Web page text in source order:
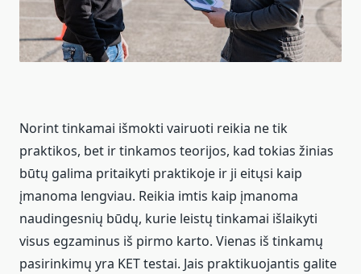
Norint tinkamai išmokti vairuoti reikia ne tik
praktikos, bet ir tinkamos teorijos, kad tokias žinias
būtų galima pritaikyti praktikoje ir ji eitųsi kaip
įmanoma lengviau. Reikia imtis kaip įmanoma
naudingesnių būdų, kurie leistų tinkamai išlaikyti
visus egzaminus iš pirmo karto. Vienas iš tinkamų
pasirinkimų yra KET testai. Jais praktikuojantis galite